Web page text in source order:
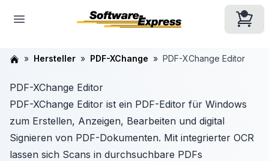
Hersteller PDF-XChange PDF-XChange Editor
PDF-XChange Editor
PDF-XChange Editor ist ein PDF-Editor für Windows
zum Erstellen, Anzeigen, Bearbeiten und digital
Signieren von PDF-Dokumenten. Mit integrierter OCR
lassen sich Scans in durchsuchbare PDFs